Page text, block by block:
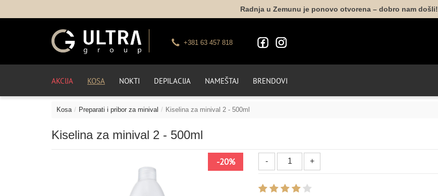
Radnja u Zemunu je ponovo otvorena – dobro nam došli!
+381 63 457 818
AKCIJA KOSA NOKTI DEPILACIJA NAMEŠTAJ BRENDOVI
Kosa Preparati i pribor za minival Kiselina za minival 2 - 500ml
Kiselina za minival 2 - 500ml
-20%